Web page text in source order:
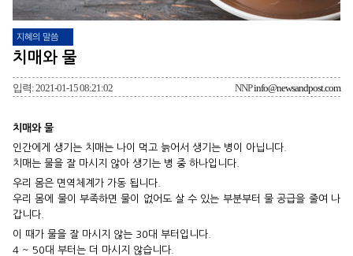
지혜의 말씀
치매와 물
입력: 2021-01-15 08:21:02 NNPinfo@newsandpost.com
치매와 물
인간에게 생기는 치매는 나이 먹고 늙어서 생기는 병이 아닙니다.
치매는 물을 잘 마시지 않아 생기는 병 중 하나입니다.
우리 몸은 면역체계가 가동 됩니다.
우리 몸에 물이 부족하면 물이 없어도 살 수 있는 부분부터 물 공급을 줄여 나
갑니다.
이 때가 물을 잘 마시지 않는 30대 부터입니다.
4 ~ 50대 부터는 더 마시지 않습니다.